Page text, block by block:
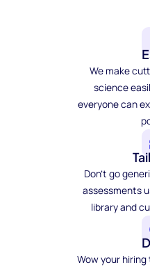
We make
science
everyone can
Don't go
assessments
library and
Wow your